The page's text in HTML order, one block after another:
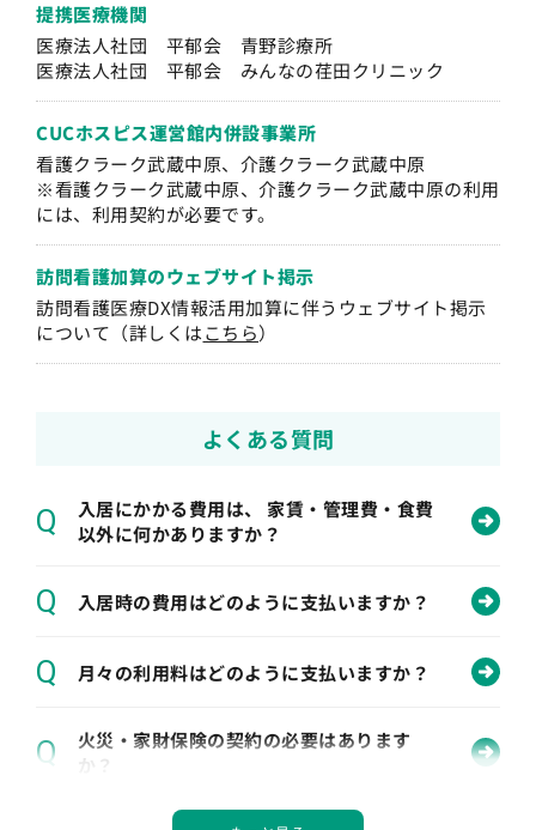
提携医療機関
医療法人社団 平郁会 青野診療所
医療法人社団 平郁会 みんなの荏田クリニック
CUCホスピス運営館内併設事業所
看護クラーク武蔵中原、介護クラーク武蔵中原
※看護クラーク武蔵中原、介護クラーク武蔵中原の利用
には、利用契約が必要です。
訪問看護加算のウェブサイト掲示
訪問看護医療DX情報活用加算に伴うウェブサイト掲示
について（詳しくはこちら）
よくある質問
Q
入居にかかる費用は、 家賃・管理費・食費
以外に何かありますか？
Q 入居時の費用はどのように支払いますか？
Q 月々の利用料はどのように支払いますか？
Q
火災・家財保険の契約の必要はあります
か？